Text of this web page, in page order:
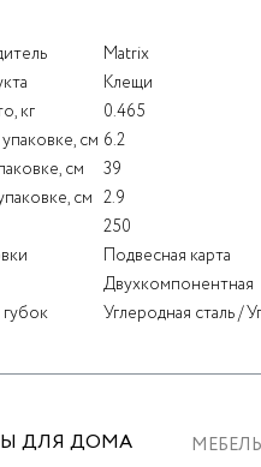
Matrix
Клещи
кг
0.465
см 6.2
см
39
см 2.9
250
Подвесная карта
Двухкомпонентная
Углеродная сталь /
ДЛЯ ДОМА МЕБЕЛЬ